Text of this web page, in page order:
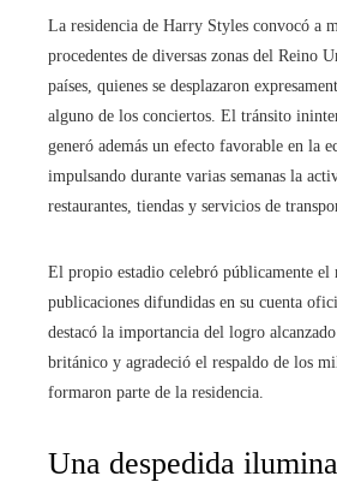
La residencia de Harry Styles convocó a
procedentes de diversas zonas del Reino
países, quienes se desplazaron
alguno de los conciertos. El tránsito
generó además un efecto favorable en la
impulsando durante varias semanas la
restaurantes, tiendas y servicios de
El propio estadio celebró públicamente el
publicaciones difundidas en su cuenta
destacó la importancia del logro
británico y agradeció el respaldo de los
formaron parte de la residencia.
Una despedida